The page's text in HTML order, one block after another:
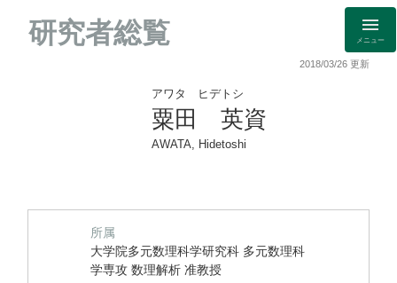
研究者総覧 メニュー
2018/03/26 更新
アワタ ヒデトシ
粟田 英資
AWATA, Hidetoshi
所属
大学院多元数理科学研究科 多元数理科
学専攻 数理解析 准教授